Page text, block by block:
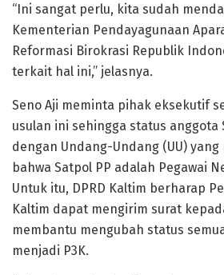
“Ini sangat perlu, kita sudah
Kementerian Pendayagunaan
Reformasi Birokrasi Republik
terkait hal ini,” jelasnya.
Seno Aji meminta pihak eksekutif
usulan ini sehingga status anggota
dengan Undang-Undang (UU)
bahwa Satpol PP adalah Pegawai
Untuk itu, DPRD Kaltim berharap
Kaltim dapat mengirim surat
membantu mengubah status
menjadi P3K.